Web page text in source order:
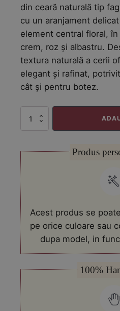
din ceară naturală tip
cu un aranjament
element central floral,
crem, roz și albastru.
textura naturală a cerii
elegant și rafinat,
cât și pentru botez.
Cantitate
Lumanare
cununie
tip
fagure
cu
flori
uscate
Produs
Acest produs se
pe orice culoare sau
dupa model, in
100%